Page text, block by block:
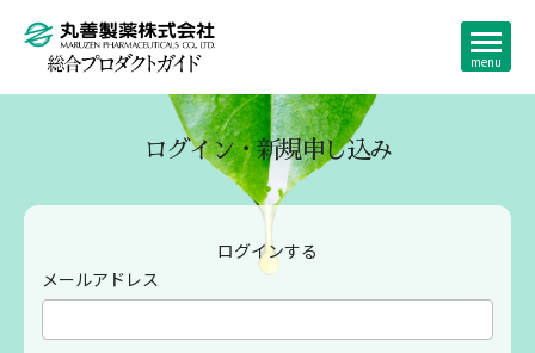
ログイン・新規申し込み
ログインする
メールアドレス